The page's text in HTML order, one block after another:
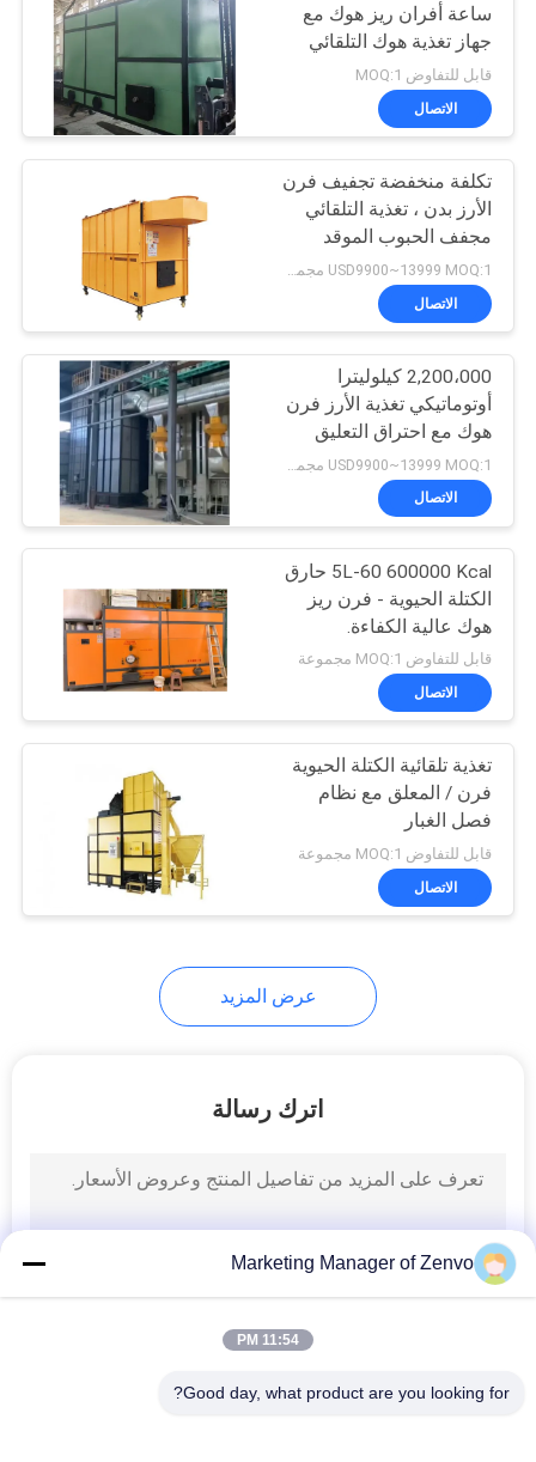
ساعة أفران ريز هوك مع
جهاز تغذية هوك التلقائي
قابل للتفاوض MOQ:1
الاتصال
تكلفة منخفضة تجفيف فرن
الأرز بدن ، تغذية التلقائي
مجفف الحبوب الموقد
الاتصال
2,200،000 كيلوليترا
أوتوماتيكي تغذية الأرز فرن
هوك مع احتراق التعليق
الاتصال
5L-60 600000 Kcal حارق
الكتلة الحيوية - فرن ريز
هوك عالية الكفاءة.
قابل للتفاوض MOQ:1 مجموعة
الاتصال
تغذية تلقائية الكتلة الحيوية
فرن / المعلق مع نظام
فصل الغبار
قابل للتفاوض MOQ:1 مجموعة
الاتصال
عرض المزيد
اترك رسالة
Marketing Manager of Zenvo
11:54 PM
Good day, what product are you looking for?